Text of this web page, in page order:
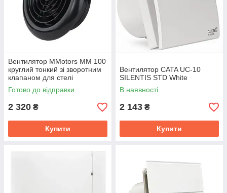
Вентилятор MMotors ММ 100
круглий тонкий зі зворотним
клапаном для стелі
Готово до відправки
2 320 ₴
Купити
Вентилятор CATA UC-10
SILENTIS STD White
В наявності
2 143 ₴
Купити